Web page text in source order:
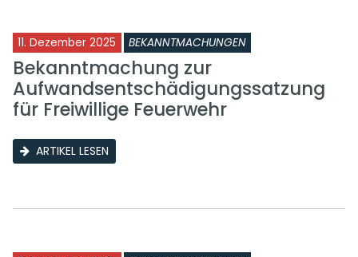
11. Dezember 2025 BEKANNTMACHUNGEN
Bekanntmachung zur
Aufwandsentschädigungssatzung
für Freiwillige Feuerwehr
ARTIKEL LESEN